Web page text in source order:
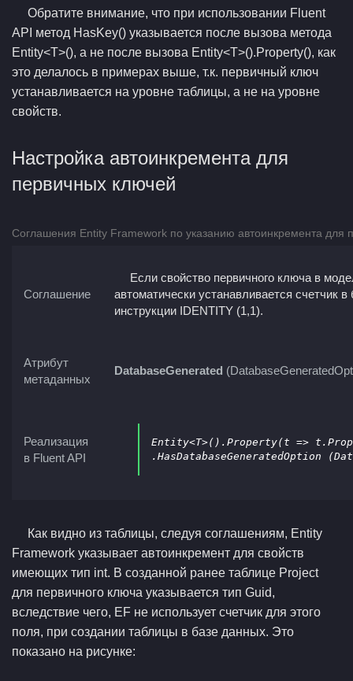
Обратите внимание, что при использовании Fluent
API метод HasKey() указывается после вызова метода
Entity<T>(), а не после вызова Entity<T>().Property(), как
это делалось в примерах выше, т.к. первичный ключ
устанавливается на уровне таблицы, а не на уровне
свойств.
Настройка автоинкремента для
первичных ключей
Соглашения Entity Framework по указанию автоинкремента для
Соглашение
Если свойство первичного ключа в
автоматически устанавливается счетчик
инструкции IDENTITY (1,1).
Атрибут
метаданных
DatabaseGenerated
Реализация
в Fluent API
Entity<T>().Property(t =>
. HasDatabaseGeneratedOption
Как видно из таблицы, следуя соглашениям, Entity
Framework указывает автоинкремент для свойств
имеющих тип int. В созданной ранее таблице Project
для первичного ключа указывается тип Guid,
вследствие чего, EF не использует счетчик для этого
поля, при создании таблицы в базе данных. Это
показано на рисунке: